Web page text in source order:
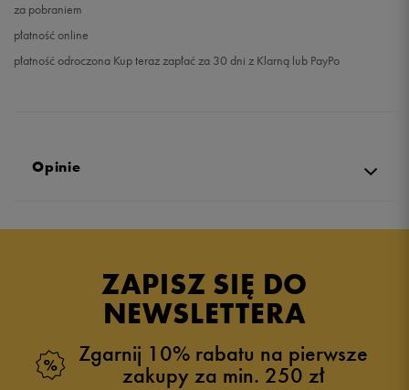
za pobraniem
płatność online
płatność odroczona Kup teraz zapłać za 30 dni z Klarną lub PayPo
Opinie
ZAPISZ SIĘ DO
NEWSLETTERA
Zgarnij 10% rabatu na pierwsze
zakupy za min. 250 zł